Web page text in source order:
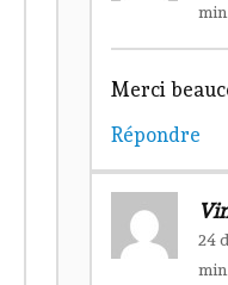
min
Merci
Répondre
24
min